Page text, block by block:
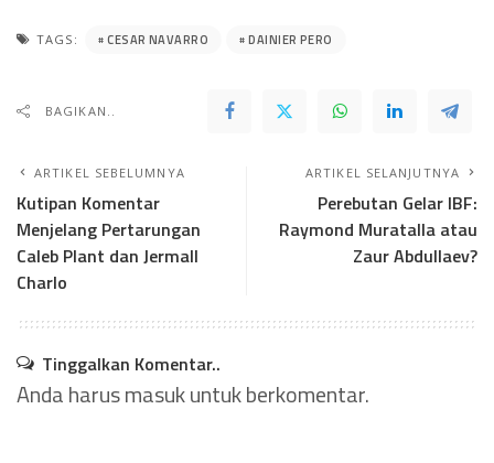
TAGS: CESAR NAVARRO DAINIER PERO
BAGIKAN..
ARTIKEL SEBELUMNYA
Kutipan Komentar
Menjelang Pertarungan
Caleb Plant dan Jermall
Charlo
ARTIKEL SELANJUTNYA
Perebutan Gelar IBF:
Raymond Muratalla atau
Zaur Abdullaev?
Tinggalkan Komentar..
Anda harusmasukuntuk berkomentar.